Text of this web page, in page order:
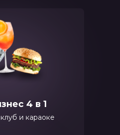
4 в 1
и караоке